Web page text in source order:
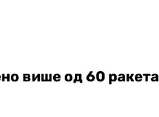
више од 60 ракета